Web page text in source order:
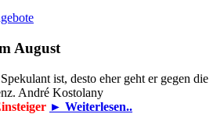
August
ist, desto eher geht er gegen die
André Kostolany
► Weiterlesen..